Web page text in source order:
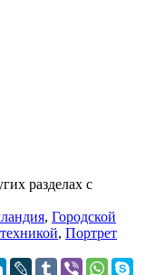
разделах с
, Городской
, Портрет